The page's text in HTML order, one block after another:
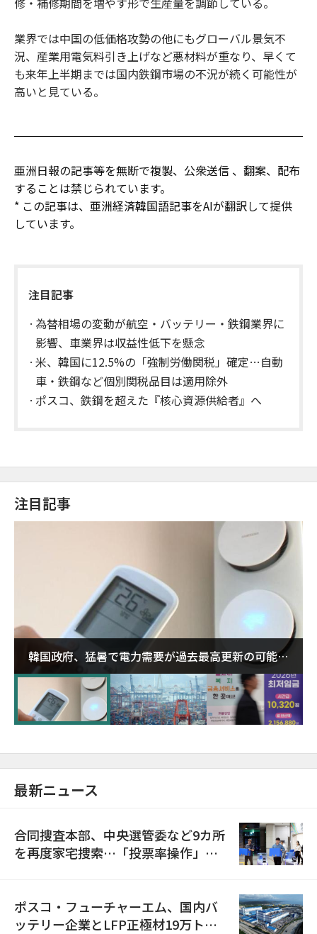
業界では中国の低価格攻勢の他にもグローバル景気不
況、産業用電気料引き上げなど悪材料が重なり、早くて
も来年上半期までは国内鉄鋼市場の不況が続く可能性が
高いと見ている。
亜洲日報の記事等を無断で複製、公衆送信 、翻案、配布
することは禁じられています。
* この記事は、亜洲経済韓国語記事をAIが翻訳して提供
しています。
注目記事
為替相場の変動が航空・バッテリー・鉄鋼業界に
影響、車業界は収益性低下を懸念
米、韓国に12.5%の「強制労働関税」確定…自動
車・鉄鋼など個別関税品目は適用除外
ポスコ、鉄鋼を超えた『核心資源供給者』へ
注目記事
韓国政府、猛暑で電力需要が過去最高更新の可能性
に需給対応体制を点検
最新ニュース
合同捜査本部、中央選管委など9カ所
を再度家宅捜索…「投票率操作」の
ポスコ・フューチャーエム、国内バ
ッテリー企業とLFP正極材19万トン